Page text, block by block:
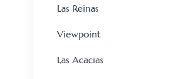
Las Reinas
Viewpoint
Las Acacias